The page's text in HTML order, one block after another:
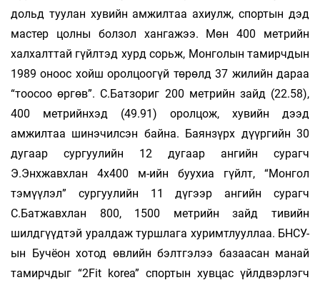
дольд туулан хувийн амжилтаа ахиулж, спортын дэд
мастер цолны болзол хангажээ. Мөн 400 метрийн
халхалттай гүйлтэд хурд сорьж, Монголын тамирчдын
1989 оноос хойш оролцоогүй төрөлд 37 жилийн дараа
“тоосоо өргөв”. С.Батзориг 200 метрийн зайд (22.58),
400 метрийнхэд (49.91) оролцож, хувийн дээд
амжилтаа шинэчилсэн байна. Баянзүрх дүүргийн 30
дугаар сургуулийн 12 дугаар ангийн сурагч
Э.Энхжавхлан 4х400 м-ийн буухиа гүйлт, “Монгол
тэмүүлэл” сургуулийн 11 дүгээр ангийн сурагч
С.Батжавхлан 800, 1500 метрийн зайд тивийн
шилдгүүдтэй уралдаж туршлага хуримтлууллаа. БНСУ-
ын Бучёон хотод өвлийн бэлтгэлээ базаасан манай
тамирчдыг “2Fit korea” спортын хувцас үйлдвэрлэгч